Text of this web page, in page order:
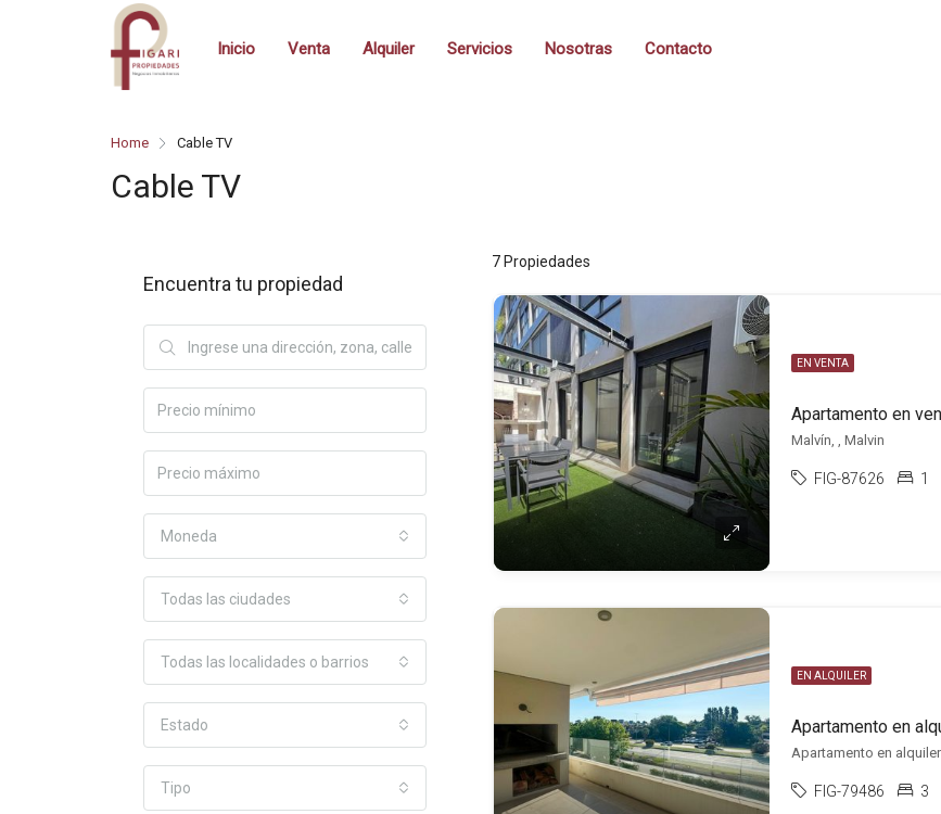
Inicio Venta Alquiler Servicios Nosotras Contacto
Home Cable TV
Cable TV
7 Propiedades
EN VENTA
Apartamento en
Malvín, , Malvin
FIG-87626 1
EN ALQUILER
FIG-79486 3
Encuentra tu propiedad
Moneda
Todas las ciudades
Todas las localidades o barrios
Estado
Tipo